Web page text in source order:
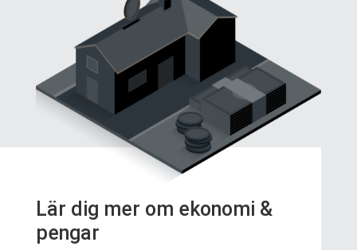
Lär dig mer om ekonomi &
pengar